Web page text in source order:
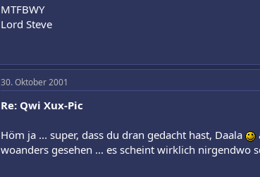
MTFBWY
Lord Steve
30. Oktober 2001
Re: Qwi Xux-Pic
Höm ja ... super, dass du dran gedacht hast, Daala
woanders gesehen ... es scheint wirklich nirgendwo